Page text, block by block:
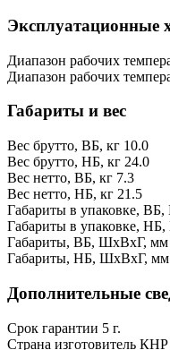
Эксплуатационные
Диапазон рабочих
Диапазон рабочих
Габариты и вес
Вес брутто, ВБ, кг 10.0
Вес брутто, НБ, кг 24.0
Вес нетто, ВБ, кг 7.3
Вес нетто, НБ, кг 21.5
Габариты в упаковке,
Габариты в упаковке,
Габариты, ВБ, ШxВxГ, мм
Габариты, НБ, ШxВxГ, мм
Дополнительные
Срок гарантии 5 г.
Страна изготовитель КНР